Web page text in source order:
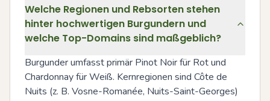
Welche Regionen und Rebsorten stehen
hinter hochwertigen Burgundern und
welche Top-Domains sind maßgeblich?
Burgunder umfasst primär Pinot Noir für Rot und
Chardonnay für Weiß. Kernregionen sind Côte de
Nuits (z. B. Vosne-Romanée, Nuits-Saint-Georges)